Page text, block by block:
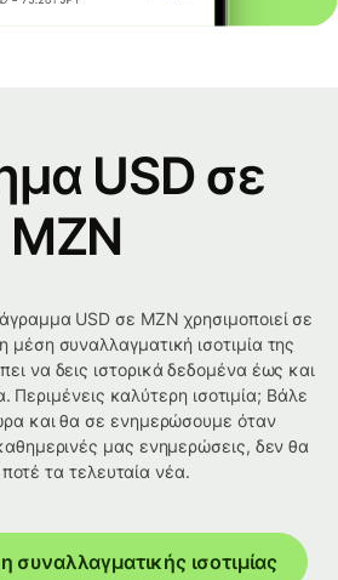
USD σε
MZN
USD σε MZN χρησιμοποιεί σε
μέση συναλλαγματική ισοτιμία της
να δεις ιστορικά δεδομένα έως και
Περιμένεις καλύτερη ισοτιμία; Βάλε
και θα σε ενημερώσουμε όταν
μας ενημερώσεις, δεν θα
τα τελευταία νέα.
ισοτιμίας